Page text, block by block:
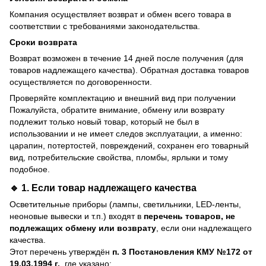
Компания осуществляет возврат и обмен всего товара в
соответствии с требованиями законодательства.
Сроки возврата
Возврат возможен в течение 14 дней после получения (для
товаров надлежащего качества). Обратная доставка товаров
осуществляется по договоренности.
Проверяйте комплектацию и внешний вид при получении
Пожалуйста, обратите внимание, обмену или возврату
подлежит только новый товар, который не был в
использовании и не имеет следов эксплуатации, а именно:
царапин, потертостей, повреждений, сохранен его товарный
вид, потребительские свойства, пломбы, ярлыки и тому
подобное.
🔹 1. Если товар надлежащего качества
Осветительные приборы (лампы, светильники, LED-ленты,
неоновые вывески и т.п.) входят в перечень товаров, не
подлежащих обмену или возврату , если они надлежащего
качества.
Этот перечень утверждён п. 3 Постановления КМУ №172 от
19.03.1994 г. , где указано: